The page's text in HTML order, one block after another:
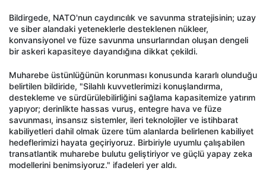
Bildirgede, NATO'nun caydırıcılık ve savunma stratejisinin; uzay
ve siber alandaki yeteneklerle desteklenen nükleer,
konvansiyonel ve füze savunma unsurlarından oluşan dengeli
bir askeri kapasiteye dayandığına dikkat çekildi.
Muharebe üstünlüğünün korunması konusunda kararlı olunduğu
belirtilen bildiride, "Silahlı kuvvetlerimizi konuşlandırma,
destekleme ve sürdürülebilirliğini sağlama kapasitemize yatırım
yapıyor; derinlikte hassas vuruş, entegre hava ve füze
savunması, insansız sistemler, ileri teknolojiler ve istihbarat
kabiliyetleri dahil olmak üzere tüm alanlarda belirlenen kabiliyet
hedeflerimizi hayata geçiriyoruz. Birbiriyle uyumlu çalışabilen
transatlantik muharebe bulutu geliştiriyor ve güçlü yapay zeka
modellerini benimsiyoruz." ifadeleri yer aldı.